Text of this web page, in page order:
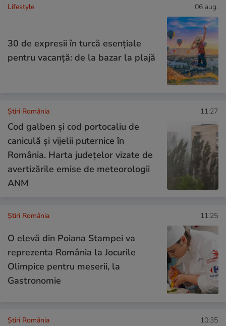
Lifestyle 06 aug.
30 de expresii în turcă esențiale
pentru vacanță: de la bazar la plajă
Știri România 11:27
Cod galben și cod portocaliu de
caniculă și vijelii puternice în
România. Harta județelor vizate de
avertizările emise de meteorologii
ANM
Știri România 11:25
O elevă din Poiana Stampei va
reprezenta România la Jocurile
Olimpice pentru meserii, la
Gastronomie
Știri România 10:35